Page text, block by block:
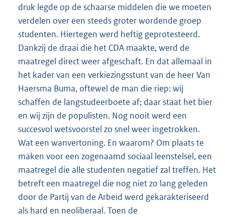
druk legde op de schaarse middelen die we moeten
verdelen over een steeds groter wordende groep
studenten. Hiertegen werd heftig geprotesteerd.
Dankzij de draai die het CDA maakte, werd de
maatregel direct weer afgeschaft. En dat allemaal in
het kader van een verkiezingsstunt van de heer Van
Haersma Buma, oftewel de man die riep: wij
schaffen de langstudeerboete af; daar staat het bier
en wij zijn de populisten. Nog nooit werd een
succesvol wetsvoorstel zo snel weer ingetrokken.
Wat een wanvertoning. En waarom? Om plaats te
maken voor een zogenaamd sociaal leenstelsel, een
maatregel die alle studenten negatief zal treffen. Het
betreft een maatregel die nog niet zo lang geleden
door de Partij van de Arbeid werd gekarakteriseerd
als hard en neoliberaal. Toen de